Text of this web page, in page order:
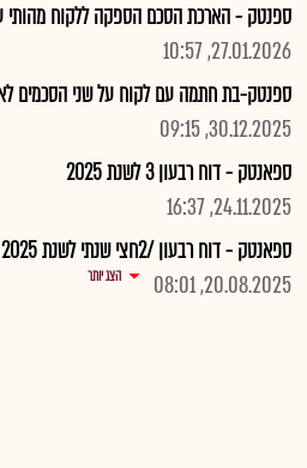
ספנטק - הארכת הסכם הספקה ללקוח מהותי עד ליום
27.01.2026, 10:57
ספנטק-בת חתמה עם לקוח על שני הסכמים
30.12.2025, 09:15
ספאנטק - דוח רבעון 3 לשנת 2025
24.11.2025, 16:37
ספאנטק - דוח רבעון /2חצי שנתי לשנת 2025
20.08.2025, 08:01
הצג יותר